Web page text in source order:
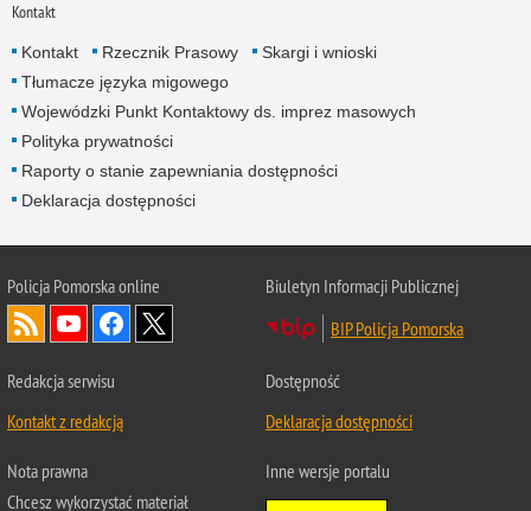
Kontakt
Kontakt Rzecznik Prasowy
Skargi i wnioski
Tłumacze języka migowego
Wojewódzki Punkt Kontaktowy ds. imprez masowych
Polityka prywatności
Raporty o stanie zapewniania dostępności
Deklaracja dostępności
Policja Pomorska online
Biuletyn Informacji Publicznej
BIP Policja Pomorska
Redakcja serwisu
Kontakt z redakcją
Dostępność
Deklaracja dostępności
Nota prawna
Chcesz wykorzystać materiał
Inne wersje portalu